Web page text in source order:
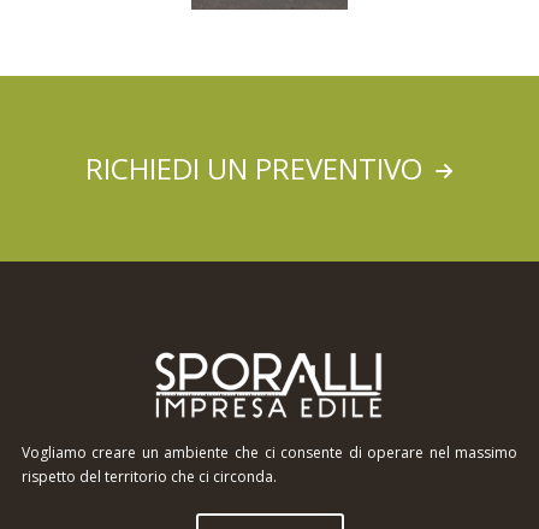
RICHIEDI UN PREVENTIVO
Vogliamo creare un ambiente che ci consente di operare nel massimo
rispetto del territorio che ci circonda.